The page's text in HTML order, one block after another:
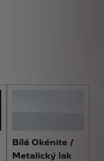
Bílá Okénite /
Metalický lak